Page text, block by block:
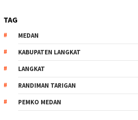
TAG
MEDAN
KABUPATEN LANGKAT
LANGKAT
RANDIMAN TARIGAN
PEMKO MEDAN